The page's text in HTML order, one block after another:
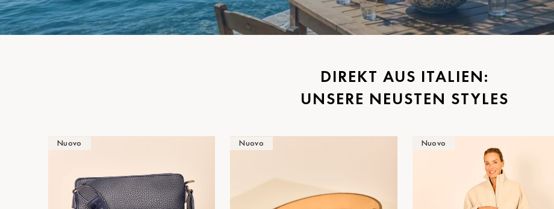
DIREKT AUS ITALIEN:
UNSERE NEUSTEN STYLES
Nuovo Nuovo Nuovo